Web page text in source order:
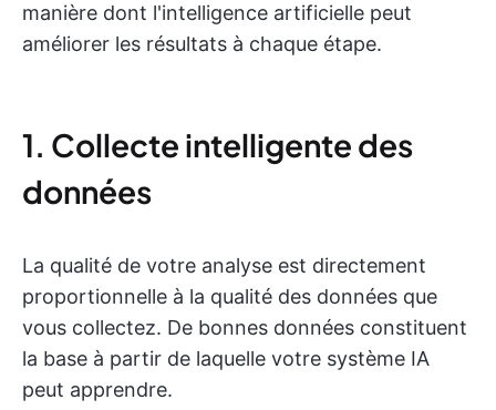
manière dont l'intelligence artificielle peut
améliorer les résultats à chaque étape.
1. Collecte intelligente des
données
La qualité de votre analyse est directement
proportionnelle à la qualité des données que
vous collectez. De bonnes données constituent
la base à partir de laquelle votre système IA
peut apprendre.